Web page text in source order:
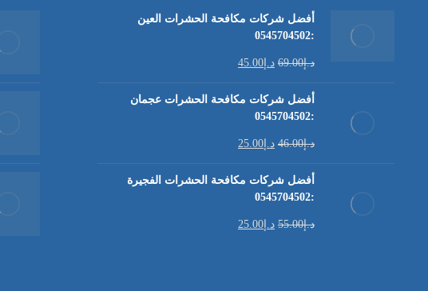
أفضل شركات مكافحة الحشرات العين
:0545704502
د.إ69.00 د.إ 45.00
أفضل شركات مكافحة الحشرات عجمان
:0545704502
د.إ46.00 د.إ 25.00
أفضل شركات مكافحة الحشرات الفجيرة
:0545704502
د.إ55.00 د.إ 25.00